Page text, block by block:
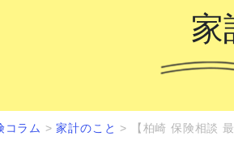
家
コラム >家計のこと > 【柏崎 保険相談